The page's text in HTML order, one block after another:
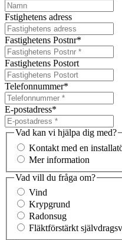
Fstighetens adress
Fastighetens Postnr*
Fastighetens Postort
Telefonnummer*
E-postadress*
Vad kan vi hjälpa dig med?
Kontakt med en
Mer information
Vad vill du fråga om?
Vind
Krypgrund
Radonsug
Fläktförstärkt